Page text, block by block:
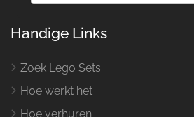
Handige Links
Zoek Lego Sets
Hoe werkt het
Hoe verhuren